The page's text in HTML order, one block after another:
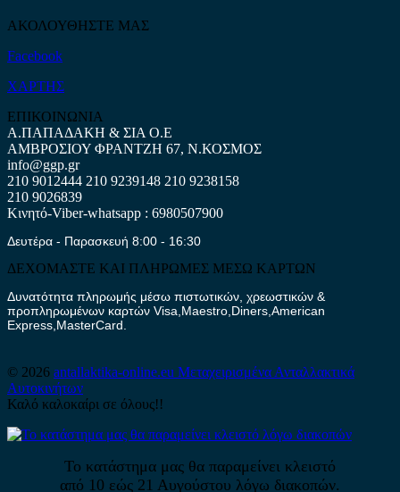
ΑΚΟΛΟΥΘΗΣΤΕ ΜΑΣ
Facebook
ΧΑΡΤΗΣ
ΕΠΙΚΟΙΝΩΝΙΑ
Α.ΠΑΠΑΔΑΚΗ & ΣΙΑ Ο.Ε
ΑΜΒΡΟΣΙΟΥ ΦΡΑΝΤΖΗ 67, Ν.ΚΟΣΜΟΣ
info@ggp.gr
210 9012444 210 9239148 210 9238158
210 9026839
Κινητό-Viber-whatsapp : 6980507900
Δευτέρα - Παρασκευή 8:00 - 16:30
ΔΕΧΟΜΑΣΤΕ ΚΑΙ ΠΛΗΡΩΜΕΣ ΜΕΣΩ ΚΑΡΤΩΝ
Δυνατότητα πληρωμής μέσω πιστωτικών, χρεωστικών &
προπληρωμένων καρτών Visa,Maestro,Diners,American
Express,MasterCard.
© 2026 antallaktika-online.eu Μεταχειρισμένα Ανταλλακτικά
Αυτοκινήτων
Καλό καλοκαίρι σε όλους!!
Το κατάστημα μας θα παραμείνει κλειστό
από 10 εώς 21 Αυγούστου λόγω διακοπών.